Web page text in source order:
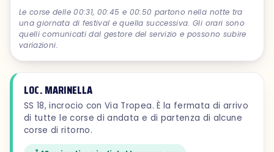
Le corse delle 00:31, 00:45 e 00:50 partono nella notte tra
una giornata di festival e quella successiva. Gli orari sono
quelli comunicati dal gestore del servizio e possono subire
variazioni.
LOC. MARINELLA
SS 18, incrocio con Via Tropea. È la fermata di arrivo
di tutte le corse di andata e di partenza di alcune
corse di ritorno.